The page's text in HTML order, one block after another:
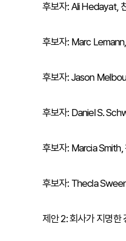
후보자: Ali Hedayat,
후보자: Marc
후보자: Jason
후보자: Daniel S.
후보자: Marcia
후보자: Thecla
제안 2: 회사가 지명한